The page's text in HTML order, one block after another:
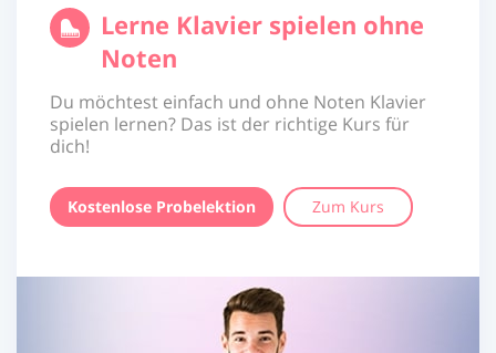
Lerne Klavier spielen ohne
Noten
Du möchtest einfach und ohne Noten Klavier
spielen lernen? Das ist der richtige Kurs für
dich!
Kostenlose Probelektion Zum Kurs